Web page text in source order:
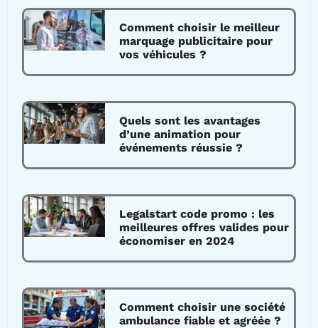
Comment choisir le meilleur
marquage publicitaire pour
vos véhicules ?
Quels sont les avantages
d’une animation pour
événements réussie ?
Legalstart code promo : les
meilleures offres valides pour
économiser en 2024
Comment choisir une société
ambulance fiable et agréée ?